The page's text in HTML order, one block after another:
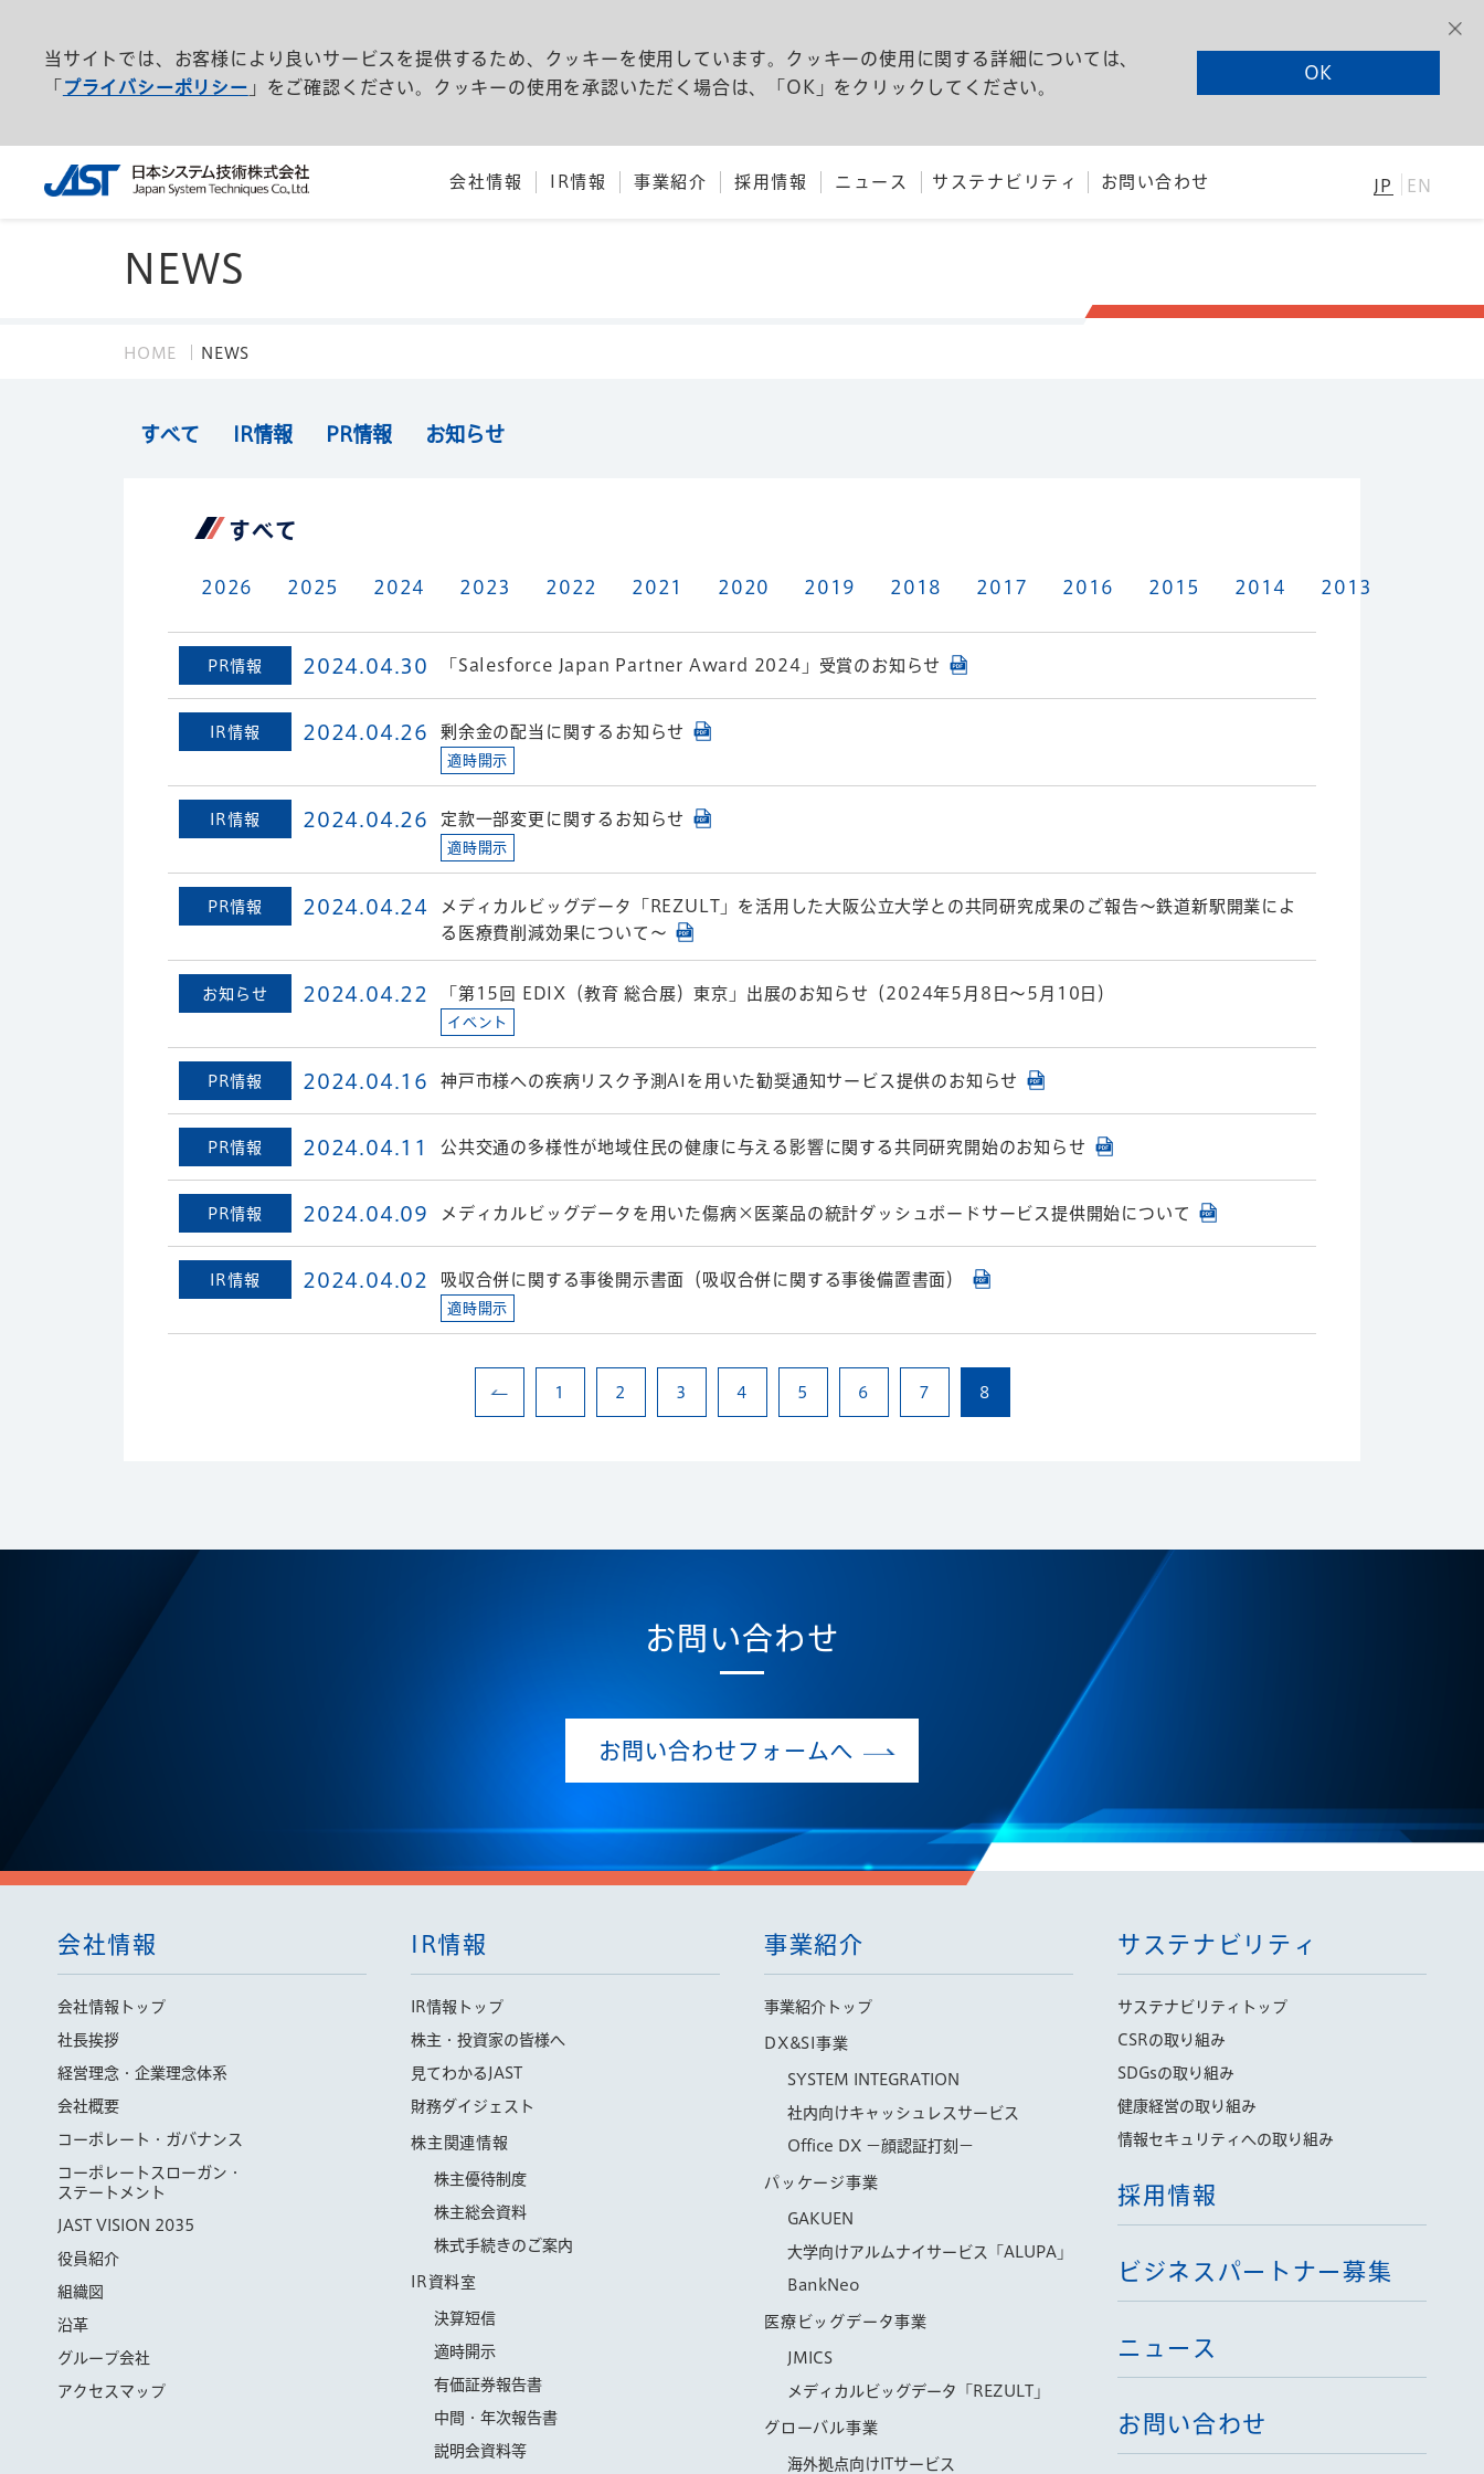
当サイトでは、お客様により良いサービスを提供するため、クッキーを使用しています。クッキーの使用に関する詳細については、
「 プライバシーポリシー 」をご確認ください。クッキーの使用を承認いただく場合は、「OK」をクリックしてください。
OK
会社情報 IR情報 事業紹介 採用情報 ニュース サステナビリティ お問い合わせ JP EN
NEWS
HOME NEWS
すべて IR情報 PR情報 お知らせ
すべて
2026 2025 2024 2023 2022 2021 2020 2019 2018 2017 2016 2015 2014 2013
PR情報 2024.04.30 「Salesforce Japan Partner Award 2024」受賞のお知らせ
IR情報 2024.04.26 剰余金の配当に関するお知らせ
適時開示
IR情報 2024.04.26 定款一部変更に関するお知らせ
適時開示
PR情報 2024.04.24
メディカルビッグデータ「REZULT」を活用した大阪公立大学との共同研究成果のご報告～鉄道新駅開業によ
る医療費削減効果について～
お知らせ 2024.04.22 「第15回 EDIX（教育 総合展）東京」出展のお知らせ（2024年5月8日～5月10日）
イベント
PR情報 2024.04.16 神戸市様への疾病リスク予測AIを用いた勧奨通知サービス提供のお知らせ
PR情報 2024.04.11 公共交通の多様性が地域住民の健康に与える影響に関する共同研究開始のお知らせ
PR情報 2024.04.09 メディカルビッグデータを用いた傷病×医薬品の統計ダッシュボードサービス提供開始について
IR情報 2024.04.02 吸収合併に関する事後開示書面（吸収合併に関する事後備置書面）
適時開示
1 2 3 4 5 6 7 8
お問い合わせ
お問い合わせフォームへ
会社情報
会社情報トップ
社長挨拶
経営理念・企業理念体系
会社概要
コーポレート・ガバナンス
コーポレートスローガン・
ステートメント
JAST VISION 2035
役員紹介
組織図
沿革
グループ会社
アクセスマップ
IR情報
IR情報トップ
株主・投資家の皆様へ
見てわかるJAST
財務ダイジェスト
株主関連情報
株主優待制度
株主総会資料
株式手続きのご案内
IR資料室
決算短信
適時開示
有価証券報告書
中間・年次報告書
説明会資料等
事業紹介
事業紹介トップ
DX&SI事業
SYSTEM INTEGRATION
社内向けキャッシュレスサービス
Office DX −顔認証打刻−
パッケージ事業
GAKUEN
大学向けアルムナイサービス「ALUPA」
BankNeo
医療ビッグデータ事業
JMICS
メディカルビッグデータ「REZULT」
グローバル事業
海外拠点向けITサービス
サステナビリティ
サステナビリティトップ
CSRの取り組み
SDGsの取り組み
健康経営の取り組み
情報セキュリティへの取り組み
採用情報
ビジネスパートナー募集
ニュース
お問い合わせ